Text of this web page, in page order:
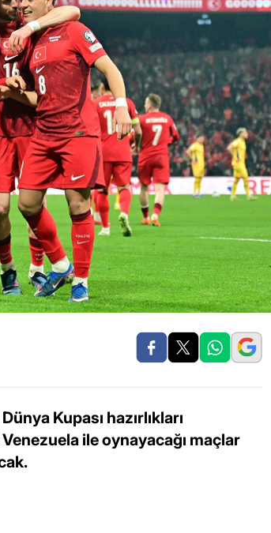
Kupası hazırlıkları
ile oynayacağı maçlar